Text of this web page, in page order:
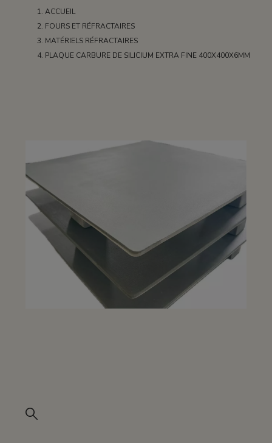
ACCUEIL
FOURS ET RÉFRACTAIRES
MATÉRIELS RÉFRACTAIRES
PLAQUE CARBURE DE SILICIUM EXTRA FINE 400X400X6MM